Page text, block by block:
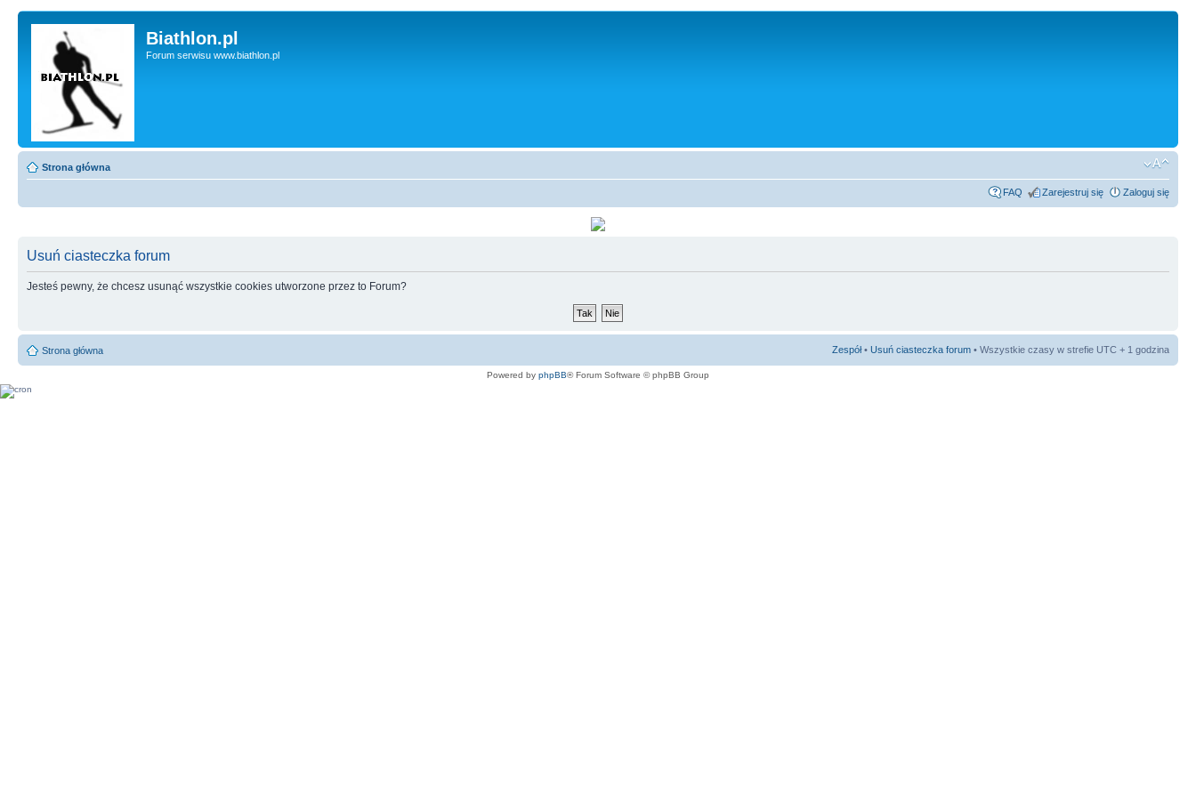
Biathlon.pl
Forum serwisu www.biathlon.pl
Strona główna
FAQ Zarejestruj się Zaloguj się
Usuń ciasteczka forum
Jesteś pewny, że chcesz usunąć wszystkie cookies utworzone przez to Forum?
Strona główna Zespół• Usuń ciasteczka forum • Wszystkie czasy w strefie UTC + 1 godzina
Powered by phpBB® Forum Software © phpBB Group